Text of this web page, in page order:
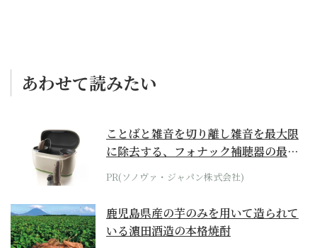
あわせて読みたい
ことばと雑音を切り離し雑音を最大限
に除去する、フォナック補聴器の最上
位モデル
PR(ソノヴァ・ジャパン株式会社)
鹿児島県産の芋のみを用いて造られて
いる濵田酒造の本格焼酎